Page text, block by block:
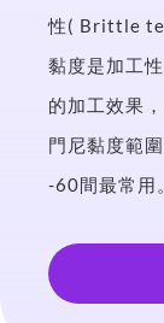
性( Brittle
黏度是加工
的加工效果
門尼黏度範
-60間最常用。